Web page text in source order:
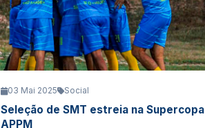
03 Mai 2025 Social
Seleção de SMT estreia na Supercopa
APPM